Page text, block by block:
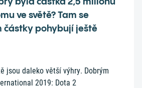
ve světě? Tam se
pohybují ještě
jsou daleko větší výhry. Dobrým
2019: Dota 2